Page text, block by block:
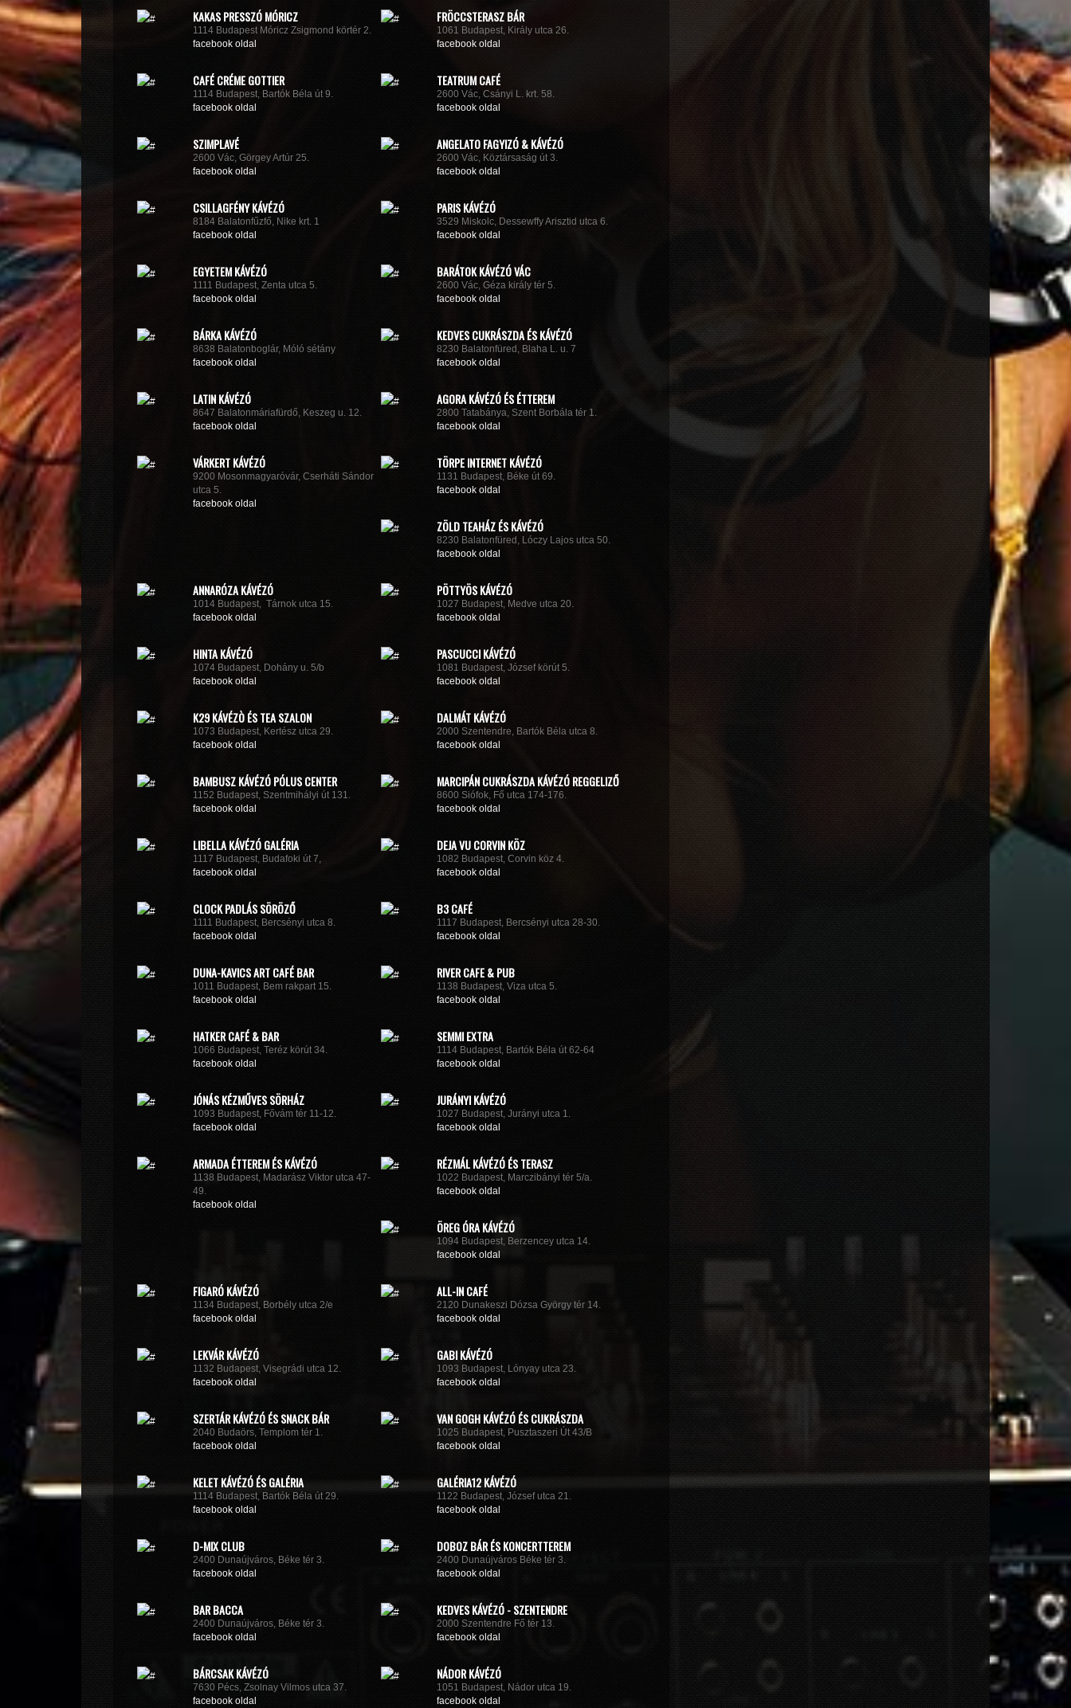
KAKAS PRESSZÓ MÓRICZ
1114 Budapest Móricz Zsigmond körtér 2.
facebook oldal
FRÖCCSTERASZ BÁR
1061 Budapest, Király utca 26.
facebook oldal
CAFÉ CRÉME GOTTIER
1114 Budapest, Bartók Béla út 9.
facebook oldal
TEATRUM CAFÉ
2600 Vác, Csányi L. krt. 58.
facebook oldal
SZIMPLAVÉ
2600 Vác, Görgey Artúr 25.
facebook oldal
ANGELATO FAGYIZÓ & KÁVÉZÓ
2600 Vác, Köztársaság út 3.
facebook oldal
CSILLAGFÉNY KÁVÉZÓ
8184 Balatonfűzfő, Nike krt. 1
facebook oldal
PARIS KÁVÉZÓ
3529 Miskolc, Dessewffy Arisztid utca 6.
facebook oldal
EGYETEM KÁVÉZÓ
1111 Budapest, Zenta utca 5.
facebook oldal
BARÁTOK KÁVÉZÓ VÁC
2600 Vác, Géza király tér 5.
facebook oldal
BÁRKA KÁVÉZÓ
8638 Balatonboglár, Móló sétány
facebook oldal
KEDVES CUKRÁSZDA ÉS KÁVÉZÓ
8230 Balatonfüred, Blaha L. u. 7
facebook oldal
LATIN KÁVÉZÓ
8647 Balatonmáriafürdő, Keszeg u. 12.
facebook oldal
AGORA KÁVÉZÓ ÉS ÉTTEREM
2800 Tatabánya, Szent Borbála tér 1.
facebook oldal
VÁRKERT KÁVÉZÓ
9200 Mosonmagyaróvár, Cserháti Sándor
utca 5.
facebook oldal
TÖRPE INTERNET KÁVÉZÓ
1131 Budapest, Béke út 69.
facebook oldal
ZÖLD TEAHÁZ ÉS KÁVÉZÓ
8230 Balatonfüred, Lóczy Lajos utca 50.
facebook oldal
ANNARÓZA KÁVÉZÓ
1014 Budapest, Tárnok utca 15.
facebook oldal
PÖTTYÖS KÁVÉZÓ
1027 Budapest, Medve utca 20.
facebook oldal
HINTA KÁVÉZÓ
1074 Budapest, Dohány u. 5/b
facebook oldal
PASCUCCI KÁVÉZÓ
1081 Budapest, József körút 5.
facebook oldal
K29 KÁVÉZÒ ÉS TEA SZALON
1073 Budapest, Kertész utca 29.
facebook oldal
DALMÁT KÁVÉZÓ
2000 Szentendre, Bartók Béla utca 8.
facebook oldal
BAMBUSZ KÁVÉZÓ PÓLUS CENTER
1152 Budapest, Szentmihályi út 131.
facebook oldal
MARCIPÁN CUKRÁSZDA KÁVÉZÓ REGGELIZŐ
8600 Siófok, Fő utca 174-176.
facebook oldal
LIBELLA KÁVÉZÓ GALÉRIA
1117 Budapest, Budafoki út 7,
facebook oldal
DEJA VU CORVIN KÖZ
1082 Budapest, Corvin köz 4.
facebook oldal
CLOCK PADLÁS SÖRÖZŐ
1111 Budapest, Bercsényi utca 8.
facebook oldal
B3 CAFÉ
1117 Budapest, Bercsényi utca 28-30.
facebook oldal
DUNA-KAVICS ART CAFÉ BAR
1011 Budapest, Bem rakpart 15.
facebook oldal
RIVER CAFE & PUB
1138 Budapest, Viza utca 5.
facebook oldal
HATKER CAFÉ & BAR
1066 Budapest, Teréz körút 34.
facebook oldal
SEMMI EXTRA
1114 Budapest, Bartók Béla út 62-64
facebook oldal
JÓNÁS KÉZMŰVES SÖRHÁZ
1093 Budapest, Fővám tér 11-12.
facebook oldal
JURÁNYI KÁVÉZÓ
1027 Budapest, Jurányi utca 1.
facebook oldal
ARMADA ÉTTEREM ÉS KÁVÉZÓ
1138 Budapest, Madarász Viktor utca 47-
49.
facebook oldal
RÉZMÁL KÁVÉZÓ ÉS TERASZ
1022 Budapest, Marczibányi tér 5/a.
facebook oldal
ÖREG ÓRA KÁVÉZÓ
1094 Budapest, Berzencey utca 14.
facebook oldal
FIGARÓ KÁVÉZÓ
1134 Budapest, Borbély utca 2/e
facebook oldal
ALL-IN CAFÉ
2120 Dunakeszi Dózsa György tér 14.
facebook oldal
LEKVÁR KÁVÉZÓ
1132 Budapest, Visegrádi utca 12.
facebook oldal
GABI KÁVÉZÓ
1093 Budapest, Lónyay utca 23.
facebook oldal
SZERTÁR KÁVÉZÓ ÉS SNACK BÁR
2040 Budaörs, Templom tér 1.
facebook oldal
VAN GOGH KÁVÉZÓ ÉS CUKRÁSZDA
1025 Budapest, Pusztaszeri Út 43/B
facebook oldal
KELET KÁVÉZÓ ÉS GALÉRIA
1114 Budapest, Bartók Béla út 29.
facebook oldal
GALÉRIA12 KÁVÉZÓ
1122 Budapest, József utca 21.
facebook oldal
D-MIX CLUB
2400 Dunaújváros, Béke tér 3.
facebook oldal
DOBOZ BÁR ÉS KONCERTTEREM
2400 Dunaújváros Béke tér 3.
facebook oldal
BAR BACCA
2400 Dunaújváros, Béke tér 3.
facebook oldal
KEDVES KÁVÉZÓ - SZENTENDRE
2000 Szentendre Fő tér 13.
facebook oldal
BÁRCSAK KÁVÉZÓ
7630 Pécs, Zsolnay Vilmos utca 37.
facebook oldal
NÁDOR KÁVÉZÓ
1051 Budapest, Nádor utca 19.
facebook oldal